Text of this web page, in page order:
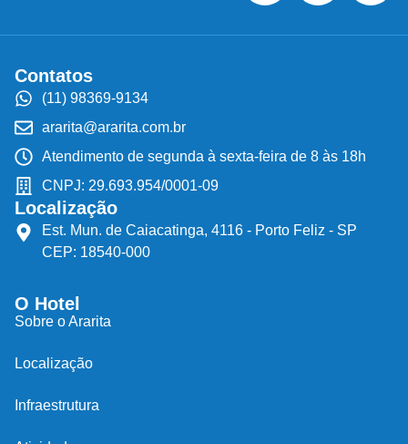
Contatos
(11) 98369-9134
ararita@ararita.com.br
Atendimento de segunda à sexta-feira de 8 às 18h
CNPJ: 29.693.954/0001-09
Localização
​Est. Mun. de Caiacatinga, 4116 - Porto Feliz - SP
CEP: 18540-000
O Hotel
Sobre o Ararita
Localização
Infraestrutura